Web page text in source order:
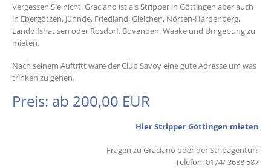
Vergessen Sie nicht, Graciano ist als Stripper in Göttingen aber auch
in Ebergötzen, Jühnde, Friedland, Gleichen, Nörten-Hardenberg,
Landolfshausen oder Rosdorf, Bovenden, Waake und Umgebung zu
mieten.
Nach seinem Auftritt wäre der Club Savoy eine gute Adresse um was
trinken zu gehen.
Preis: ab 200,00 EUR
Hier Stripper Göttingen mieten
Fragen zu Graciano oder der Stripagentur?
Telefon: 0174/ 3688 587